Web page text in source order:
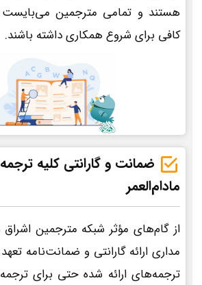
هستند و تمامی مترجمین
کافی برای شروع همکاری داشته باشند.
ضمانت و گارانتی کلیه
مادام‌العمر
از گام‌های مؤثر شبکه مترجمین
مداری ارائه گارانتی و ضمانت‌نامه تعهد
ترجمه‌های ارائه شده حتی برای